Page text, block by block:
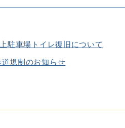
駐車場トイレ復旧について
規制のお知らせ